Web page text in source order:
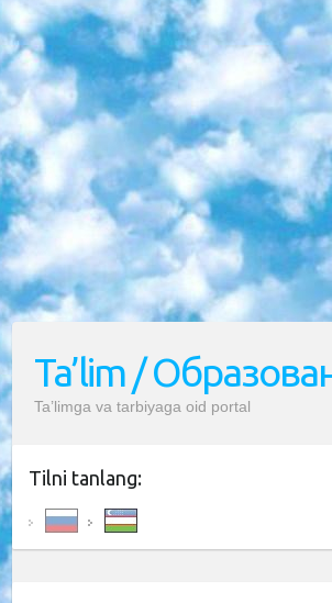
Ta’lim /
Ta’limga va tarbiyaga oid portal
Tilni tanlang: